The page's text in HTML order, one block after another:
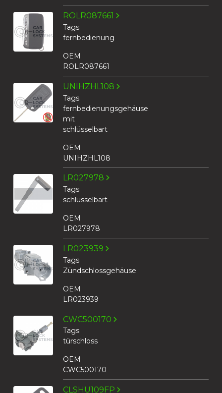
ROLR087661
Tags
fernbedienung
OEM
ROLR087661
UNIHZHL108
Tags
fernbedienungsgehäuse
mit
schlüsselbart
OEM
UNIHZHL108
LR027978
Tags
schlüsselbart
OEM
LR027978
LR023939
Tags
Zündschlossgehäuse
OEM
LR023939
CWC500170
Tags
türschloss
OEM
CWC500170
CLSHU109FP